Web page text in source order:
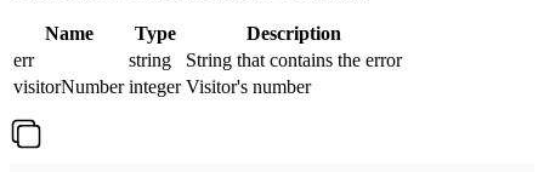
Name Type
Description
err
string
String that contains the error
visitorNumber integer Visitor's number